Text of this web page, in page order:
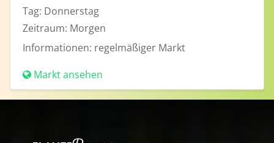
Tag: Donnerstag
Zeitraum: Morgen
Informationen: regelmäßiger Markt
Markt ansehen